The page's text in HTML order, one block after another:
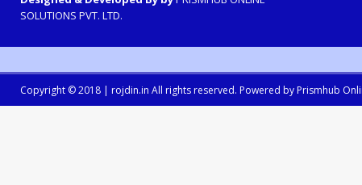
SOLUTIONS PVT. LTD.
Copyright © 2018 | rojdin.in All rights reserved. Powered by Prismhub